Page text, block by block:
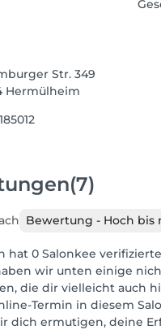
Str. 349
Hermülheim
(7)
Bewertung - Hoch bis
hat 0 Salonkee
wir unten einige
die dir vielleicht auch
Termin in diesem
dich ermutigen, deine